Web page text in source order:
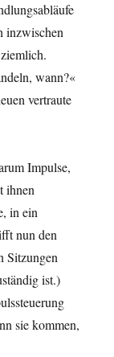
inzwischen
wann?«
vertraute
Impulse,
ihnen
in ein
nun den
Sitzungen
ist.)
sie kommen,